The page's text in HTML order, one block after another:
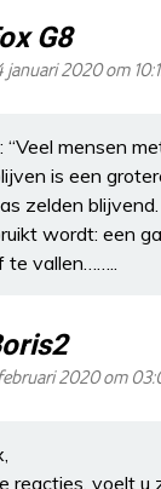
G8
januari 2020 om
“Veel mensen
is een
zelden
wordt: een
te vallen……..
2020 om
reacties, voelt u